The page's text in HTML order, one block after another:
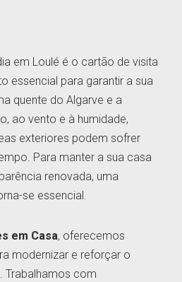
em Loulé é o cartão de visita
essencial para garantir a sua
quente do Algarve e a
ao vento e à humidade,
exteriores podem sofrer
Para manter a sua casa
renovada, uma
se essencial.
em Casa, oferecemos
modernizar e reforçar o
Trabalhamos com